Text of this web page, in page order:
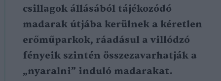
csillagok állásából tájékozódó
madarak útjába kerülnek a kéretlen
erőműparkok, ráadásul a villódzó
fényeik szintén összezavarhatják a
„nyaralni” induló madarakat.